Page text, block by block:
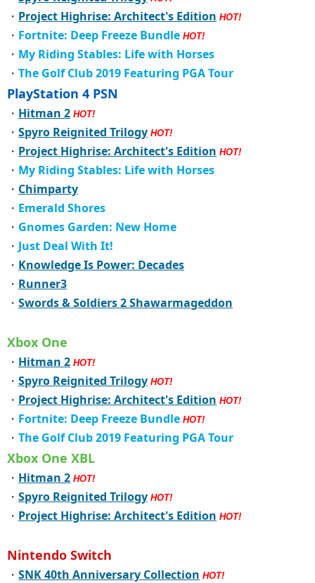
・ Project Highrise: Architect's Edition HOT!
・ Fortnite: Deep Freeze Bundle HOT!
・ My Riding Stables: Life with Horses
・ The Golf Club 2019 Featuring PGA Tour
PlayStation 4 PSN
・ Hitman 2 HOT!
・ Spyro Reignited Trilogy HOT!
・ Project Highrise: Architect's Edition HOT!
・ My Riding Stables: Life with Horses
・ Chimparty
・ Emerald Shores
・ Gnomes Garden: New Home
・ Just Deal With It!
・ Knowledge Is Power: Decades
・ Runner3
・ Swords & Soldiers 2 Shawarmageddon
Xbox One
・ Hitman 2 HOT!
・ Spyro Reignited Trilogy HOT!
・ Project Highrise: Architect's Edition HOT!
・ Fortnite: Deep Freeze Bundle HOT!
・ The Golf Club 2019 Featuring PGA Tour
Xbox One XBL
・ Hitman 2 HOT!
・ Spyro Reignited Trilogy HOT!
・ Project Highrise: Architect's Edition HOT!
Nintendo Switch
・ SNK 40th Anniversary Collection HOT!